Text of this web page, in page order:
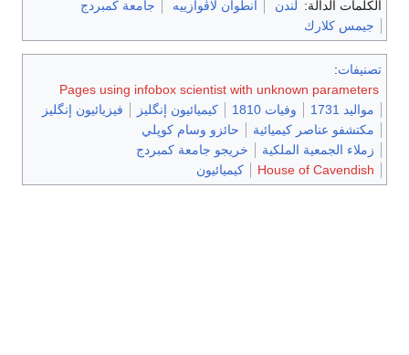
الكلمات الدالة: لندن أنطوان لاڤوازييه
جامعة كمبردج
جيمس كلارك
تصنيفات:
Pages using infobox scientist with unknown parameters
مواليد 1731
وفيات 1810 كيميائيون إنگليز
فيزيائيون إنگليز
مكتشفو عناصر كيميائية
حائزو وسام كوپلي
زملاء الجمعية الملكية
خريجو جامعة كمبردج
House of Cavendish
كيميائيون